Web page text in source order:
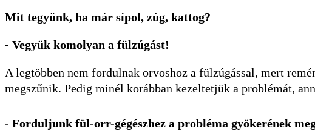
Mit tegyünk, ha már sípol, zúg, kattog?
- Vegyük komolyan a fülzúgást!
A legtöbben nem fordulnak orvoshoz a fülzúgással, mert
megszűnik. Pedig minél korábban kezeltetjük a problémát,
- Forduljunk fül-orr-gégészhez a probléma gyökerének